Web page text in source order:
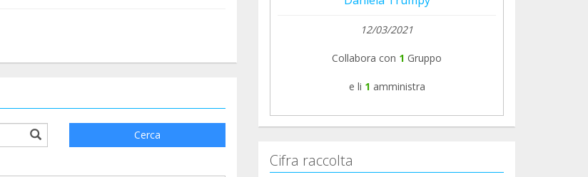
Cerca
12/03/2021
Collabora con 1 Gruppo
e li 1 amministra
Cifra raccolta